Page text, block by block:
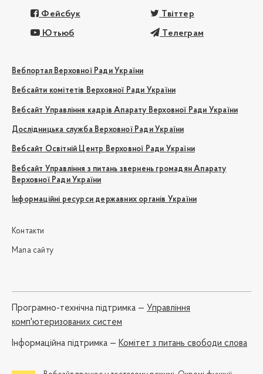
Фейсбук Твіттер
Ютьюб Телеграм
Вебпортал Верховної Ради України
Вебсайти комітетів Верховної Ради України
Вебсайт Управління кадрів Апарату Верховної Ради України
Дослідницька служба Верховної Ради України
Вебсайт Освітній Центр Верховної Ради України
Вебсайт Управління з питань звернень громадян Апарату
Верховної Ради України
Інформаційні ресурси державних органів України
Контакти
Мапа сайту
Програмно-технічна підтримка — Управління
комп'ютеризованих систем
Iнформаційна підтримка — Комітет з питань свободи слова